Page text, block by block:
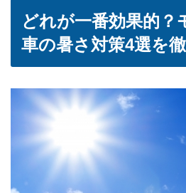
どれが一番効果的？
車の暑さ対策4選を